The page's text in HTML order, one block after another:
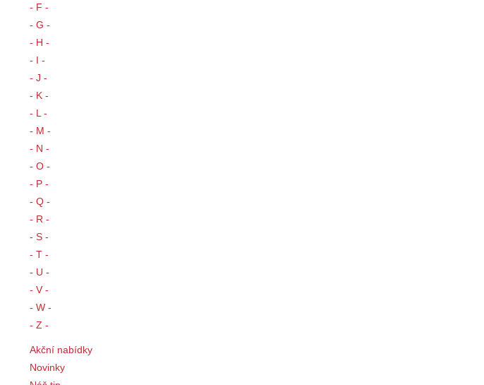
- F -
- G -
- H -
- I -
- J -
- K -
- L -
- M -
- N -
- O -
- P -
- Q -
- R -
- S -
- T -
- U -
- V -
- W -
- Z -
Akční nabídky
Novinky